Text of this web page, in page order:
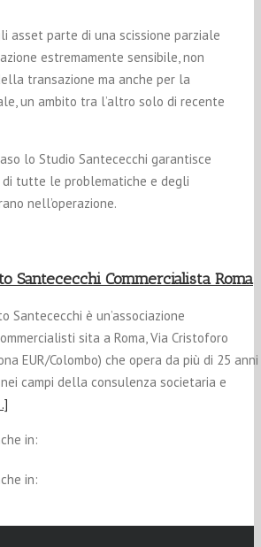
asset parte di una scissione parziale
estremamente sensibile, non
transazione ma anche per la
un ambito tra l’altro solo di recente
lo Studio Santececchi garantisce
di tutte le problematiche e degli
nell’operazione.
Santececchi Commercialista Roma
Santececchi è un’associazione
sita a Roma, Via Cristoforo
EUR/Colombo) che opera da più di 25 anni
campi della consulenza societaria e
in:
in: